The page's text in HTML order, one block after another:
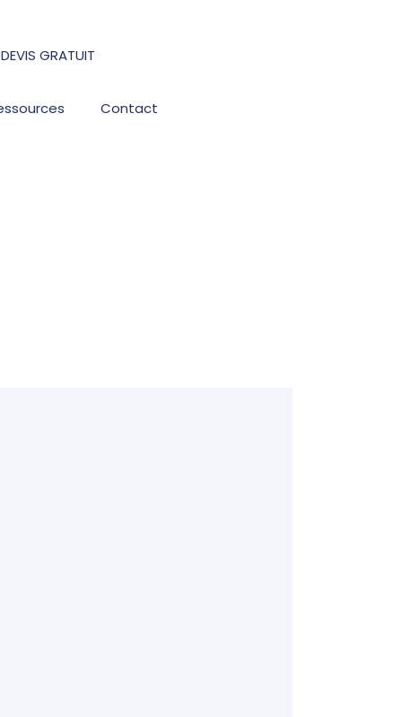
DEVIS GRATUIT
Contact